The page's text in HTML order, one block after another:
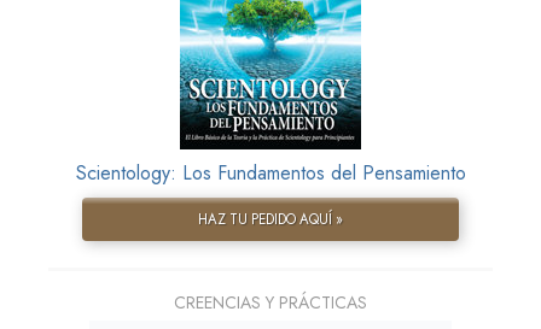
Scientology: Los Fundamentos del Pensamiento
HAZ TU PEDIDO AQUÍ »
CREENCIAS Y PRÁCTICAS